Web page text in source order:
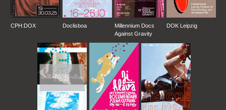
CPH:DOX Doclisboa
Millennium Docs
Against Gravity
DOK Leipzig